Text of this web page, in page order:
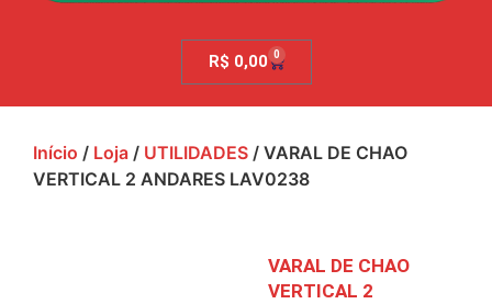
R$ 0,00 0
Início / Loja / UTILIDADES / VARAL DE CHAO
VERTICAL 2 ANDARES LAV0238
VARAL DE CHAO
VERTICAL 2